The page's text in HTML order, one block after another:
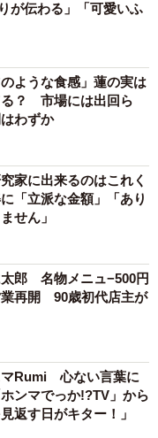
が伝わる」「可愛いふ
ような食感」蓮の実は
る？ 市場には出回ら
わずか
家に出来るのはこれく
「立派な金額」「あり
せん」
郎 名物メニュ−500円
再開 90歳初代店主が
マRumi 心ない言葉に
ンマでっか!?TV」から
返す日がキター！」